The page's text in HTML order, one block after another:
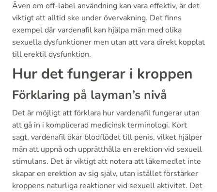
Även om off-label användning kan vara effektiv, är det
viktigt att alltid ske under övervakning. Det finns
exempel där vardenafil kan hjälpa män med olika
sexuella dysfunktioner men utan att vara direkt kopplat
till erektil dysfunktion.
Hur det fungerar i kroppen
Förklaring på layman’s nivå
Det är möjligt att förklara hur vardenafil fungerar utan
att gå in i komplicerad medicinsk terminologi. Kort
sagt, vardenafil ökar blodflödet till penis, vilket hjälper
män att uppnå och upprätthålla en erektion vid sexuell
stimulans. Det är viktigt att notera att läkemedlet inte
skapar en erektion av sig själv, utan istället förstärker
kroppens naturliga reaktioner vid sexuell aktivitet. Det